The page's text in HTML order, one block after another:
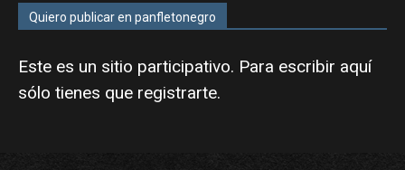
Quiero publicar en panfletonegro
Este es un sitio participativo. Para escribir aquí
sólo tienes que registrarte.